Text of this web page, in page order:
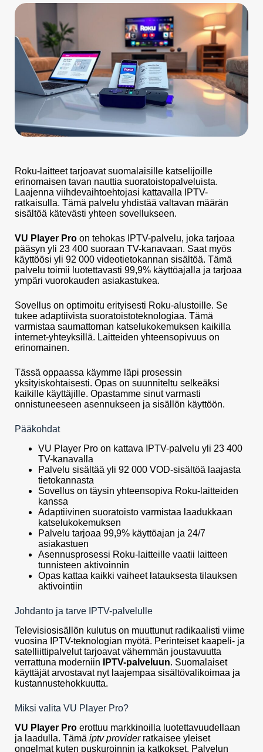
Roku-laitteet tarjoavat suomalaisille katselijoille
erinomaisen tavan nauttia suoratoistopalveluista.
Laajenna viihdevaihtoehtojasi kattavalla IPTV-
ratkaisulla. Tämä palvelu yhdistää valtavan määrän
sisältöä kätevästi yhteen sovellukseen.
VU Player Pro on tehokas IPTV-palvelu, joka tarjoaa
pääsyn yli 23 400 suoraan TV-kanavaan. Saat myös
käyttöösi yli 92 000 videotietokannan sisältöä. Tämä
palvelu toimii luotettavasti 99,9% käyttöajalla ja tarjoaa
ympäri vuorokauden asiakastukea.
Sovellus on optimoitu erityisesti Roku-alustoille. Se
tukee adaptiivista suoratoistoteknologiaa. Tämä
varmistaa saumattoman katselukokemuksen kaikilla
internet-yhteyksillä. Laitteiden yhteensopivuus on
erinomainen.
Tässä oppaassa käymme läpi prosessin
yksityiskohtaisesti. Opas on suunniteltu selkeäksi
kaikille käyttäjille. Opastamme sinut varmasti
onnistuneeseen asennukseen ja sisällön käyttöön.
Pääkohdat
VU Player Pro on kattava IPTV-palvelu yli 23 400
TV-kanavalla
Palvelu sisältää yli 92 000 VOD-sisältöä laajasta
tietokannasta
Sovellus on täysin yhteensopiva Roku-laitteiden
kanssa
Adaptiivinen suoratoisto varmistaa laadukkaan
katselukokemuksen
Palvelu tarjoaa 99,9% käyttöajan ja 24/7
asiakastuen
Asennusprosessi Roku-laitteille vaatii laitteen
tunnisteen aktivoinnin
Opas kattaa kaikki vaiheet latauksesta tilauksen
aktivointiin
Johdanto ja tarve IPTV-palvelulle
Televisiosisällön kulutus on muuttunut radikaalisti viime
vuosina IPTV-teknologian myötä. Perinteiset kaapeli- ja
satelliittipalvelut tarjoavat vähemmän joustavuutta
verrattuna moderniin
IPTV-palveluun. Suomalaiset
käyttäjät arvostavat nyt laajempaa sisältövalikoimaa ja
kustannustehokkuutta.
Miksi valita VU Player Pro?
VU Player Pro erottuu markkinoilla luotettavuudellaan
ja laadulla. Tämä iptv providerratkaisee yleiset
ongelmat kuten puskuroinnin ja katkokset. Palvelun